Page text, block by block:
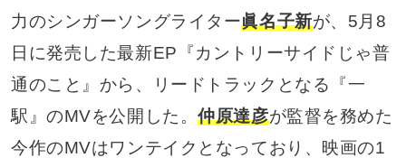
力のシンガーソングライター眞名子新が、5月8
日に発売した最新EP『カントリーサイドじゃ普
通のこと』から、リードトラックとなる『一
駅』のMVを公開した。仲原達彦が監督を務めた
今作のMVはワンテイクとなっており、映画の1